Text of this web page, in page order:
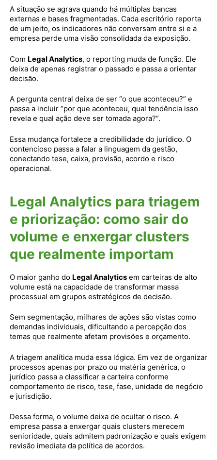
A situação se agrava quando há múltiplas bancas
externas e bases fragmentadas. Cada escritório reporta
de um jeito, os indicadores não conversam entre si e a
empresa perde uma visão consolidada da exposição.
Com Legal Analytics, o reporting muda de função. Ele
deixa de apenas registrar o passado e passa a orientar
decisão.
A pergunta central deixa de ser “o que aconteceu?” e
passa a incluir “por que aconteceu, qual tendência isso
revela e qual ação deve ser tomada agora?”.
Essa mudança fortalece a credibilidade do jurídico. O
contencioso passa a falar a linguagem da gestão,
conectando tese, caixa, provisão, acordo e risco
operacional.
Legal Analytics para triagem
e priorização: como sair do
volume e enxergar clusters
que realmente importam
O maior ganho do Legal Analytics em carteiras de alto
volume está na capacidade de transformar massa
processual em grupos estratégicos de decisão.
Sem segmentação, milhares de ações são vistas como
demandas individuais, dificultando a percepção dos
temas que realmente afetam provisões e orçamento.
A triagem analítica muda essa lógica. Em vez de organizar
processos apenas por prazo ou matéria genérica, o
jurídico passa a classificar a carteira conforme
comportamento de risco, tese, fase, unidade de negócio
e jurisdição.
Dessa forma, o volume deixa de ocultar o risco. A
empresa passa a enxergar quais clusters merecem
senioridade, quais admitem padronização e quais exigem
revisão imediata da política de acordos.